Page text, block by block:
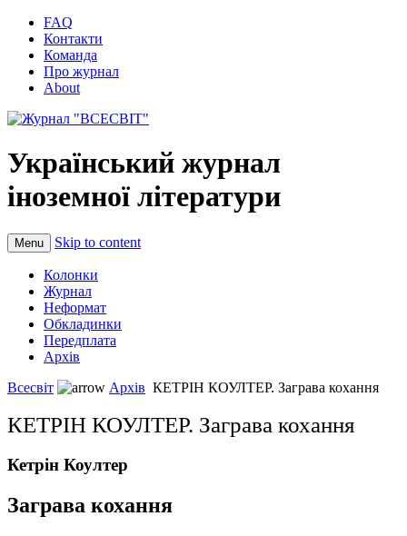
FAQ
Контакти
Команда
Про журнал
About
Український журнал
іноземної літератури
Menu Skip to content
Колонки
Журнал
Неформат
Обкладинки
Передплата
Архів
Всесвіт
Архів КЕТРІН КОУЛТЕР. Заграва кохання
КЕТРІН КОУЛТЕР. Заграва кохання
Кетрін Коултер
Заграва кохання